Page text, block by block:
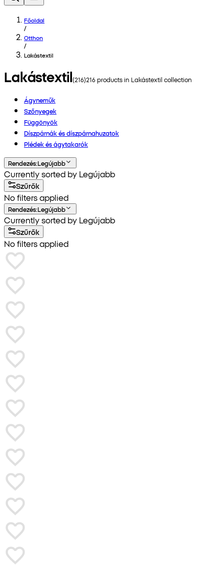
Főoldal
/
Otthon
/
Lakástextil
Lakástextil(216)216 products in Lakástextil collection
Ágyneműk
Szőnyegek
Függönyök
Díszpárnák és díszpárnahuzatok
Plédek és ágytakarók
Rendezés:Legújabb
Currently sorted by Legújabb
Szűrők
No filters applied
Rendezés:Legújabb
Currently sorted by Legújabb
Szűrők
No filters applied